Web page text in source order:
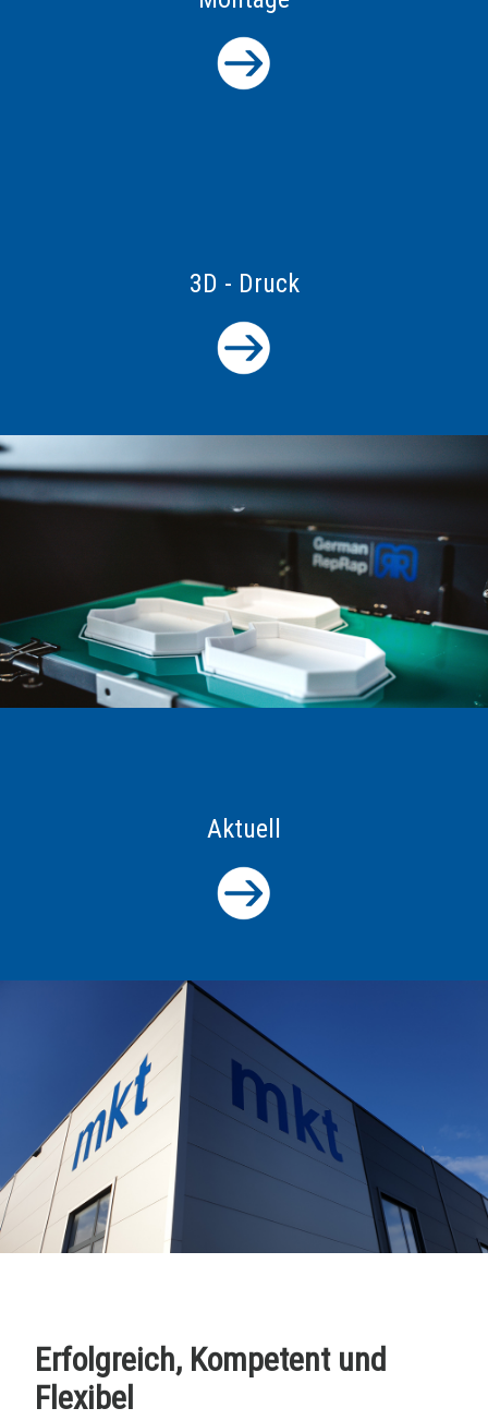
3D - Druck
Aktuell
Erfolgreich, Kompetent und
Flexibel